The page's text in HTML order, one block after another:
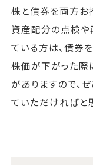
株と債券を両方お
資産配分の点検や
ている方は、債券
株価が下がった際
がありますので、
ていただければと